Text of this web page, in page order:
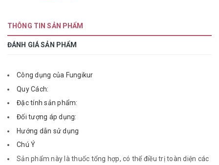
THÔNG TIN SẢN PHẨM
ĐÁNH GIÁ SẢN PHẨM
Công dụng của Fungikur
Quy Cách:
Đặc tính sản phẩm:
Đối tượng áp dụng:
Hướng dẫn sử dụng
Chú Ý
Sản phẩm này là thuốc tổng hợp, có thể điều trị toàn diện các